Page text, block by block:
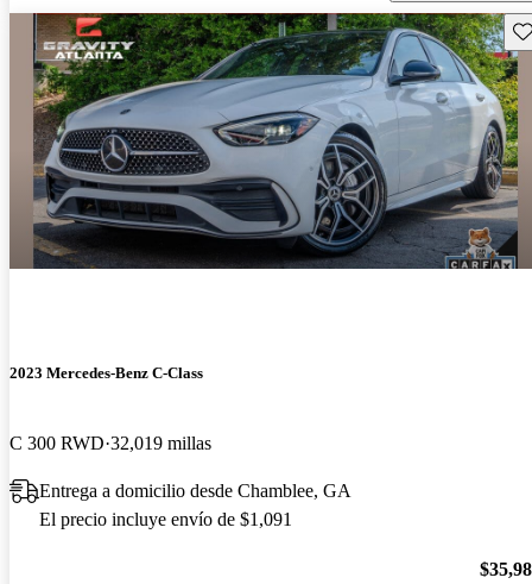
2023 Mercedes-Benz C-Class
C 300 RWD 32,019 millas
Entrega a domicilio desde Chamblee, GA
El precio incluye envío de $1,091